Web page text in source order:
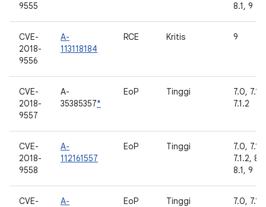
9555
8.1, 9
CVE-
2018-
9556
A-
113118184
RCE Kritis 9
CVE-
2018-
9557
A-
35385357*
EoP Tinggi
7.0, 7.1.1,
7.1.2
CVE-
2018-
9558
A-
112161557
EoP Tinggi
7.0, 7.1.1,
7.1.2,
8.1, 9
CVE-
A-
EoP Tinggi
7.0, 7.1.1,